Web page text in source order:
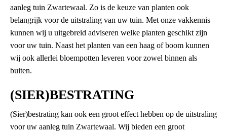
aanleg tuin Zwartewaal. Zo is de keuze van planten ook
belangrijk voor de uitstraling van uw tuin. Met onze vakkennis
kunnen wij u uitgebreid adviseren welke planten geschikt zijn
voor uw tuin. Naast het planten van een haag of boom kunnen
wij ook allerlei bloempotten leveren voor zowel binnen als
buiten.
(SIER)BESTRATING
(Sier)bestrating kan ook een groot effect hebben op de uitstraling
voor uw aanleg tuin Zwartewaal. Wij bieden een groot